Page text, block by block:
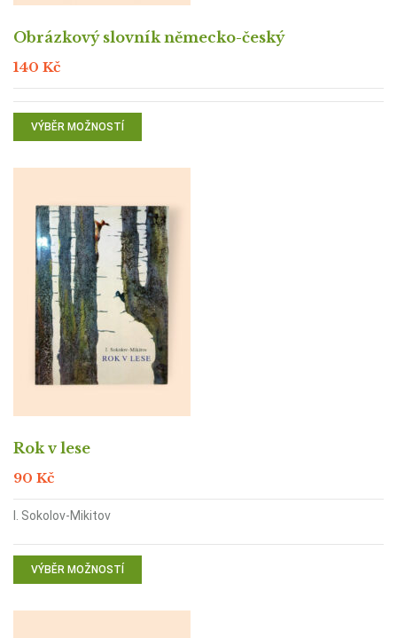
Obrázkový slovník německo-český
140 Kč
VÝBĚR MOŽNOSTÍ
Rok v lese
90 Kč
I. Sokolov-Mikitov
VÝBĚR MOŽNOSTÍ